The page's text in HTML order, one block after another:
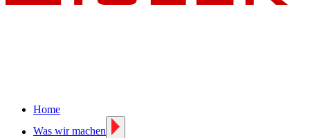
Home
Was wir machen